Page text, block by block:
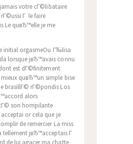
votre cГ©libataire
Г le faire
Le quвЂ™elle je me
initial orgasmeOu Г‰lisa
lorsque jвЂ™avais connu
est dГ©finitement
quвЂ™un simple bise
brasillГ© rГ©pondis Los
alors
son horripilante
or cela que je
de remercier La miss
tellement jвЂ™acceptais Г